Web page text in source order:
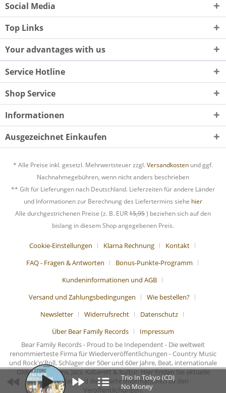
Social Media
Top Links
Your advantages with us
Service Hotline
Shop Service
Informationen
Ausgezeichnet Einkaufen
* Alle Preise inkl. gesetzl. Mehrwertsteuer zzgl. Versandkosten und ggf.
Nachnahmegebühren, wenn nicht anders beschrieben
** Gilt für Lieferungen nach Deutschland. Lieferzeiten für andere Länder
und Informationen zur Berechnung des Liefertermins siehe hier
Alle durchgestrichenen Preise (z. B. EUR15,95) beziehen sich auf den
bislang in diesem Shop angegebenen Preis.
Cookie-Einstellungen Klarna Rechnung
Kontakt
FAQ - Fragen & Antworten
Bonus-Punkte-Programm
Kundeninformationen und AGB
Versand und Zahlungsbedingungen
Wie bestellen?
Newsletter
Widerrufsrecht
Datenschutz
Über Bear Family Records
Impressum
Bear Family Records - Proud to be Independent - Die weltweit
renommierteste Firma für Wiederveröffentlichungen - Country Music
und Rock'n'Roll, Schlager der 50er und 60er Jahre, Beat, internationale
Oldies, Chansons, Jazz, Kabarett & Kultur. Hier finden Sie aktuelle
Nachrichten und detaillierte Informationen zu den
Veröffentlichungen.
Trio In Tokyo (CD)
No Money